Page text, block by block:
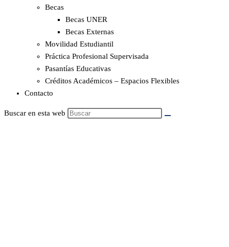
Becas
Becas UNER
Becas Externas
Movilidad Estudiantil
Práctica Profesional Supervisada
Pasantías Educativas
Créditos Académicos – Espacios Flexibles
Contacto
Buscar en esta web